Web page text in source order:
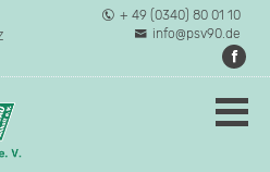
+ 49 (0340) 80 01 10
info@psv90.de